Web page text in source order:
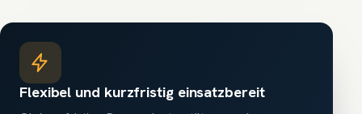
Flexibel und kurzfristig einsatzbereit